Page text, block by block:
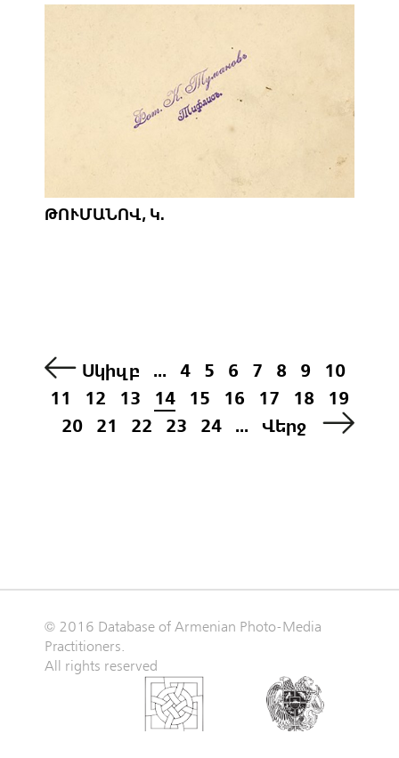
ԹՈՒՄԱՆՈՎ, Կ.
Սկիզբ ... 4 5 6 7 8 9
10
11
12 13 14 15 16 17 18
19
20
21 22 23 24 ... Վերջ
© 2016 Database of Armenian Photo-Media
Practitioners.
All rights reserved